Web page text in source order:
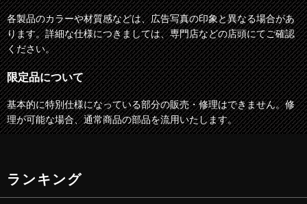
各製品のカラーや材質感などは、広告写真の印象と異なる場合があ
ります。詳細な仕様につきましては、専門店などの店頭にてご確認
ください。
限定品について
基本的に特別仕様になっている部分の販売・修理はできません。修
理が可能な場合、通常商品の部品を流用いたします。
ランキング